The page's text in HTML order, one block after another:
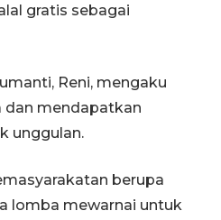
gratis sebagai
Reni, mengaku
dan mendapatkan
unggulan.
berupa
lomba mewarnai untuk